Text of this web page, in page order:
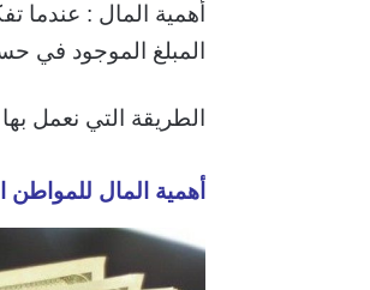
أهمية المال : عندما
المبلغ الموجود في
الطريقة التي نعمل
أهمية المال للمواطن